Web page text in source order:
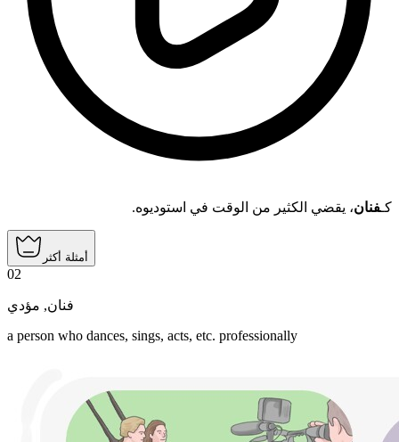
كـفنان، يقضي الكثير من الوقت في استوديوه.
أمثلة أكثر
02
فنان, مؤدي
a person who dances, sings, acts, etc. professionally